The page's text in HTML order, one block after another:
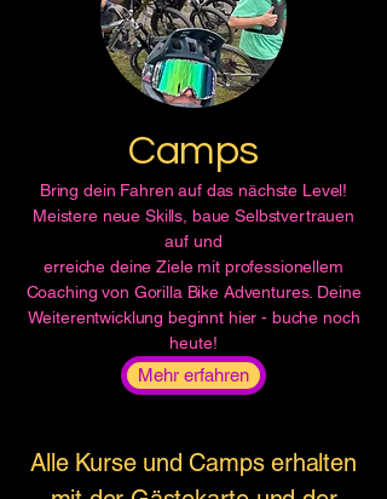
Camps
Bring dein Fahren auf das nächste Level!
Meistere neue Skills, baue Selbstvertrauen
auf und
erreiche deine Ziele mit professionellem
Coaching von Gorilla Bike Adventures. Deine
Weiterentwicklung beginnt hier - buche noch
heute!
Mehr erfahren
Alle Kurse und Camps erhalten